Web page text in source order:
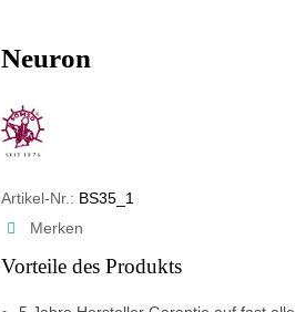
Neuron
Artikel-Nr.: BS35_1
Merken
Vorteile des Produkts